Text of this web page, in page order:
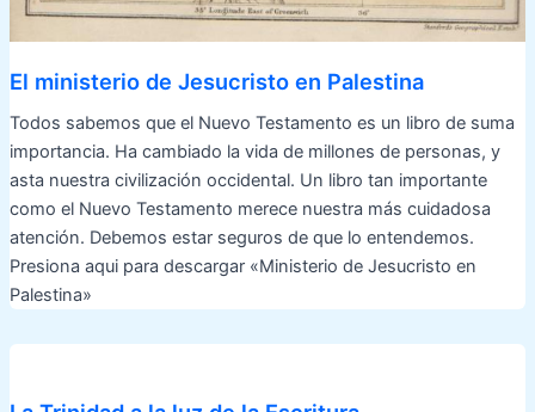
El ministerio de Jesucristo en Palestina
Todos sabemos que el Nuevo Testamento es un libro de suma
importancia. Ha cambiado la vida de millones de personas, y
asta nuestra civilización occidental. Un libro tan importante
como el Nuevo Testamento merece nuestra más cuidadosa
atención. Debemos estar seguros de que lo entendemos.
Presiona aqui para descargar «Ministerio de Jesucristo en
Palestina»